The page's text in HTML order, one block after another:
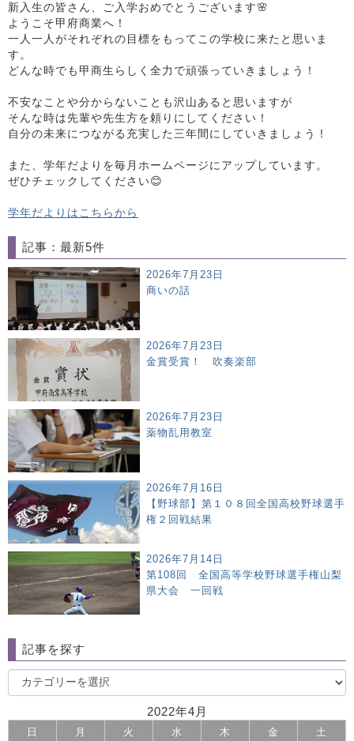
新入生の皆さん、ご入学おめでとうございます🌸
ようこそ甲府商業へ！
一人一人がそれぞれの目標をもってこの学校に来たと思いま
す。
どんな時でも甲商生らしく全力で頑張っていきましょう！
不安なことや分からないことも沢山あると思いますが
そんな時は先輩や先生方を頼りにしてください！
自分の未来につながる充実した三年間にしていきましょう！
また、学年だよりを毎月ホームページにアップしています。
ぜひチェックしてください😊
学年だよりはこちらから
記事：最新5件
2026年7月23日
商いの話
2026年7月23日
金賞受賞！ 吹奏楽部
2026年7月23日
薬物乱用教室
2026年7月16日
【野球部】第１０８回全国高校野球選手
権２回戦結果
2026年7月14日
第108回 全国高等学校野球選手権山梨
県大会 一回戦
記事を探す
2022年4月
日 月 火 水 木 金 土